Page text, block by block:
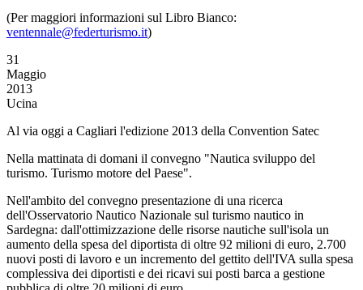
(Per maggiori informazioni sul Libro Bianco:
ventennale@federturismo.it)
31
Maggio
2013
Ucina
Al via oggi a Cagliari l'edizione 2013 della Convention Satec
Nella mattinata di domani il convegno "Nautica sviluppo del
turismo. Turismo motore del Paese".
Nell'ambito del convegno presentazione di una ricerca
dell'Osservatorio Nautico Nazionale sul turismo nautico in
Sardegna: dall'ottimizzazione delle risorse nautiche sull'isola un
aumento della spesa del diportista di oltre 92 milioni di euro, 2.700
nuovi posti di lavoro e un incremento del gettito dell'IVA sulla spesa
complessiva dei diportisti e dei ricavi sui posti barca a gestione